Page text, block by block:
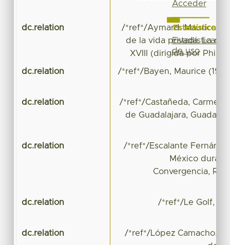
dc.relation
/*ref*/Aymard. Maurice
de la vida privada. La
XVIII (dirigida por
dc.relation /*ref*/Bayen, Maurice
dc.relation
/*ref*/Castañeda, Carmen
de Guadalajara,
dc.relation
/*ref*/Escalante
México
Convergencia,
dc.relation /*ref*/Le Golf,
dc.relation
/*ref*/López Camacho.
Acceder
Estadísticas
Estadísticas
de uso